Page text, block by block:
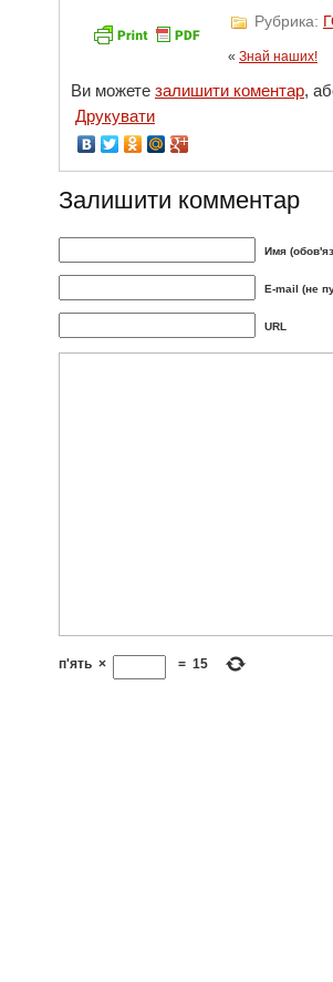
Рубрика:
« Знай наших!
Ви можете залишити коментар,
Друкувати
Залишити комментар
Имя
E-mail (не
URL
п'ять × = 15